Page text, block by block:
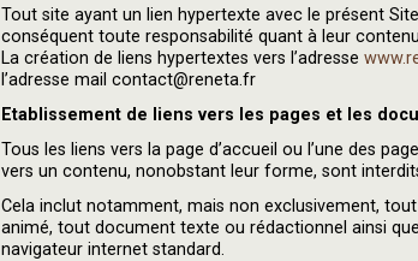
Tout site ayant un lien hypertexte avec le présent
conséquent toute responsabilité quant à leur
La création de liens hypertextes vers l’adresse
l’adresse mail contact@reneta.fr
Etablissement de liens vers les pages et les
Tous les liens vers la page d’accueil ou l’une des
vers un contenu, nonobstant leur forme, sont
Cela inclut notamment, mais non exclusivement,
animé, tout document texte ou rédactionnel ainsi
navigateur internet standard.